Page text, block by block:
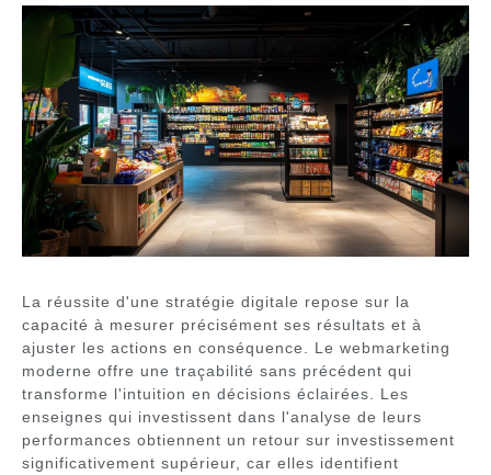
La réussite d'une stratégie digitale repose sur la
capacité à mesurer précisément ses résultats et à
ajuster les actions en conséquence. Le webmarketing
moderne offre une traçabilité sans précédent qui
transforme l'intuition en décisions éclairées. Les
enseignes qui investissent dans l'analyse de leurs
performances obtiennent un retour sur investissement
significativement supérieur, car elles identifient